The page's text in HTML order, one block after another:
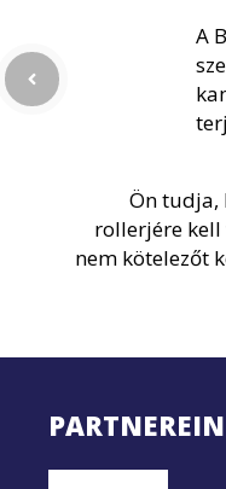
A
Ön tudja,
rollerjére kell
nem kötelezőt